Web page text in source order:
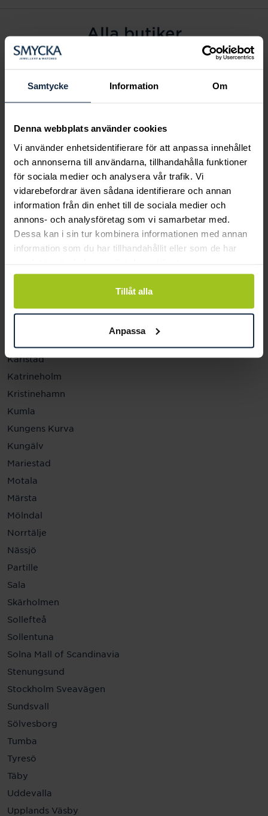
Samtycke Information Om
Denna webbplats använder cookies
Vi använder enhetsidentifierare för att anpassa innehållet
och annonserna till användarna, tillhandahålla funktioner
för sociala medier och analysera vår trafik. Vi
vidarebefordrar även sådana identifierare och annan
information från din enhet till de sociala medier och
annons- och analysföretag som vi samarbetar med.
Dessa kan i sin tur kombinera informationen med annan
information som du har tillhandahållit eller som de har
Tillåt alla
Anpassa
Alla butiker
Alingsås
Arvidsjaur
Eksjö
Fagersta
Farsta
Gävle
Halmstad
Halmstad Hallarna
Haninge
Helsingborg
Jönköping
Karlstad
Katrineholm
Kristinehamn
Kumla
Kungens Kurva
Kungälv
Mariestad
Motala
Märsta
Mölndal
Norrtälje
Nässjö
Partille
Sala
Skärholmen
Sollefteå
Sollentuna
Solna Mall of Scandinavia
Stenungsund
Stockholm Sveavägen
Sundsvall
Sölvesborg
Tumba
Tyresö
Täby
Uddevalla
Upplands Väsby